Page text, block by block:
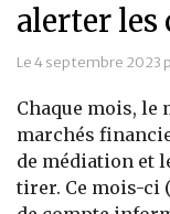
Assurance Vie
Immobilier
Banque
alerter les
Le 4 septembre 2023
Chaque mois, le
marchés
de médiation et
tirer. Ce mois-ci